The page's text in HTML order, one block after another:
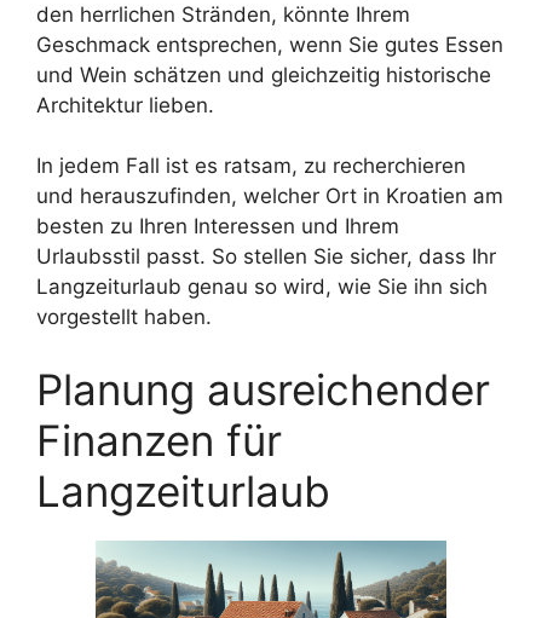
den herrlichen Stränden, könnte Ihrem
Geschmack entsprechen, wenn Sie gutes Essen
und Wein schätzen und gleichzeitig historische
Architektur lieben.
In jedem Fall ist es ratsam, zu recherchieren
und herauszufinden, welcher Ort in Kroatien am
besten zu Ihren Interessen und Ihrem
Urlaubsstil passt. So stellen Sie sicher, dass Ihr
Langzeiturlaub genau so wird, wie Sie ihn sich
vorgestellt haben.
Planung ausreichender
Finanzen für
Langzeiturlaub